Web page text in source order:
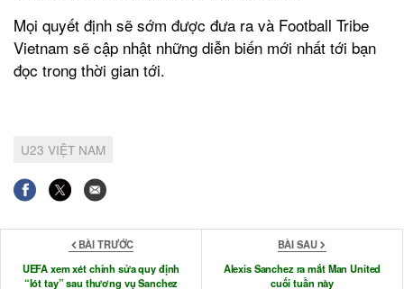
Mọi quyết định sẽ sớm được đưa ra và Football Tribe
Vietnam sẽ cập nhật những diễn biến mới nhất tới bạn
đọc trong thời gian tới.
U23 VIỆT NAM
BÀI TRƯỚC
UEFA xem xét chỉnh sửa quy định
“lót tay” sau thương vụ Sanchez
BÀI SAU
Alexis Sanchez ra mắt Man United
cuối tuần này